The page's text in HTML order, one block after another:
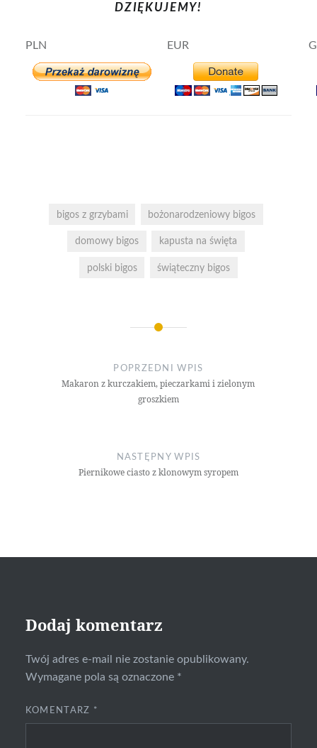
DZIĘKUJEMY!
PLN EUR
bigos z grzybami bożonarodzeniowy bigos
domowy bigos kapusta na święta
polski bigos świąteczny bigos
POPRZEDNI WPIS
Makaron z kurczakiem, pieczarkami i zielonym
groszkiem
NASTĘPNY WPIS
Piernikowe ciasto z klonowym syropem
Dodaj komentarz
Twój adres e-mail nie zostanie opublikowany.
Wymagane pola są oznaczone *
KOMENTARZ *